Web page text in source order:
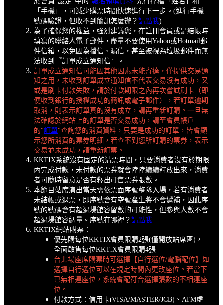
「手機」，可減少購票時間快速進行下一步。(進行手機
號碼驗證，但收不到簡訊怎麼辦？ 請點我)
為了確保您的權益，強烈建議您，在註冊會員或是結帳時
填寫的聯絡人電子郵件，盡量不要使用Yahoo或Hotmail郵
件信箱，以免因為擋信、漏信，甚至被視為垃圾郵件而無
法收到『訂單成立通知信』。
訂單成立通知信可能因其他因素未能寄達，僅提供交易通
知之用，未收到訂單成立通知信不代表交易沒有成功，又
或是刷卡付款失敗，請於付款期限之內再次嘗試刷卡（即
便收到銀行的授權成功的簡訊或電子郵件），若訂單逾期
取消，則表示訂單真的沒有成立，請再重新訂購。一旦無
法確認於網站上的訂單是否交易成功，請至會員帳戶
的"訂單"查詢您的消費資料，只要是成功的訂單，皆會顯
示您所消費的票券明細，若查不到您所訂購的票券，表示
交易並未成功，請重新訂票。
KKTIX系統沒有固定的清票時間，只要消費者沒有於期限
內完成付款，未付款的票券就會陸陸續續釋放出來，消費
者可隨時留意是否有釋出可售票券張數。
本節目站席演出當天需依票面序號整隊入場，若有消費者
未結帳或退票，即序號會有空號產生將不會遞補，因此序
號的號碼會有超過場館容留數的可能性，但參與人數不會
超過場館容納量。序號在哪裡？ 請點我
KKTIX網站購票：
優先購每位KKTIX會員限購2張(僅開放站席區)，
全面啟售每位KKTIX會員限購4張
台北場座席購票時可選擇【自行選位/電腦配位】如
選擇自行選位可以在規定時間內更改座位。若當下
已無相連座位，系統會配符合選擇張數的不相連座
位。
付款方式：信用卡(VISA/MASTER/JCB)、ATM虛